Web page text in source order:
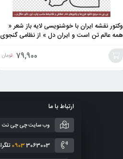
وکتور نقشه ایران با خوشنویسی لایه باز شعر «
همه عالم تن است و ایران دل » از نظامی گنجوی
79,900 تومان
به
ارتباط با ما
وب سایت چی چی نت
09033063003 تلگرام و تماس در صورت لزوم